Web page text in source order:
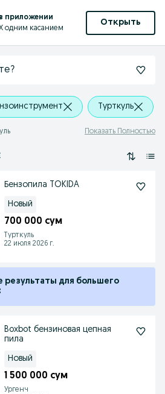
приложении
одним касанием
Открыть
Турткуль
Показать Полностью
Бензопила TOKIDA
Новый
700 000 сум
Турткуль
22 июля 2026 г.
результаты для большего
Boxbot бензиновая цепная
пила
Новый
1 500 000 сум
Ургенч